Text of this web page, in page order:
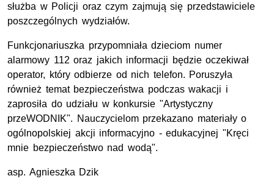
służba w Policji oraz czym zajmują się przedstawiciele
poszczególnych wydziałów.
Funkcjonariuszka przypomniała dzieciom numer
alarmowy 112 oraz jakich informacji będzie oczekiwał
operator, który odbierze od nich telefon. Poruszyła
również temat bezpieczeństwa podczas wakacji i
zaprosiła do udziału w konkursie "Artystyczny
przeWODNIK". Nauczycielom przekazano materiały o
ogólnopolskiej akcji informacyjno - edukacyjnej "Kręci
mnie bezpieczeństwo nad wodą".
asp. Agnieszka Dzik